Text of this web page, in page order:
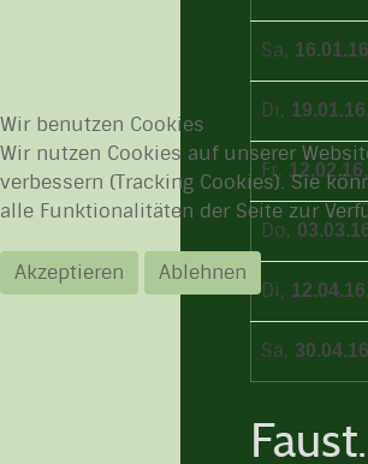
Sa,
Di, 19.01.16,
Fr, 12.02.16,
Do,
Di, 12.04.16,
Sa,
Wir benutzen Cookies
Wir nutzen Cookies auf unserer
verbessern (Tracking Cookies). Sie
alle Funktionalitäten der Seite zur
Akzeptieren
Ablehnen